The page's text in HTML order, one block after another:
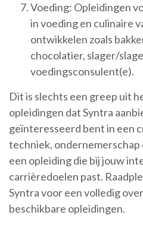
Voeding: Opleidingen
in voeding en culinaire
ontwikkelen zoals
chocolatier, slager/
voedingsconsulent(e).
Dit is slechts een greep uit
opleidingen dat Syntra
geïnteresseerd bent in een
techniek, ondernemerschap
een opleiding die bij jouw
carrièredoelen past.
Syntra voor een volledig
beschikbare opleidingen.